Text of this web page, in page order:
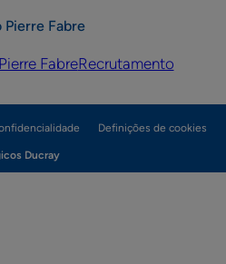
Pierre Fabre
Pierre FabreRecrutamento
Definições de cookies
Ducray